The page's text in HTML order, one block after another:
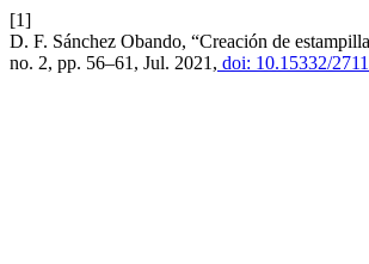
[1]
D. F. Sánchez Obando, “Creación de
no. 2, pp. 56–61, Jul. 2021, doi: 10.15332/